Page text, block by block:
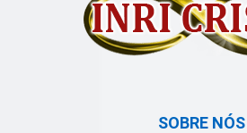
SOBRE NÓS